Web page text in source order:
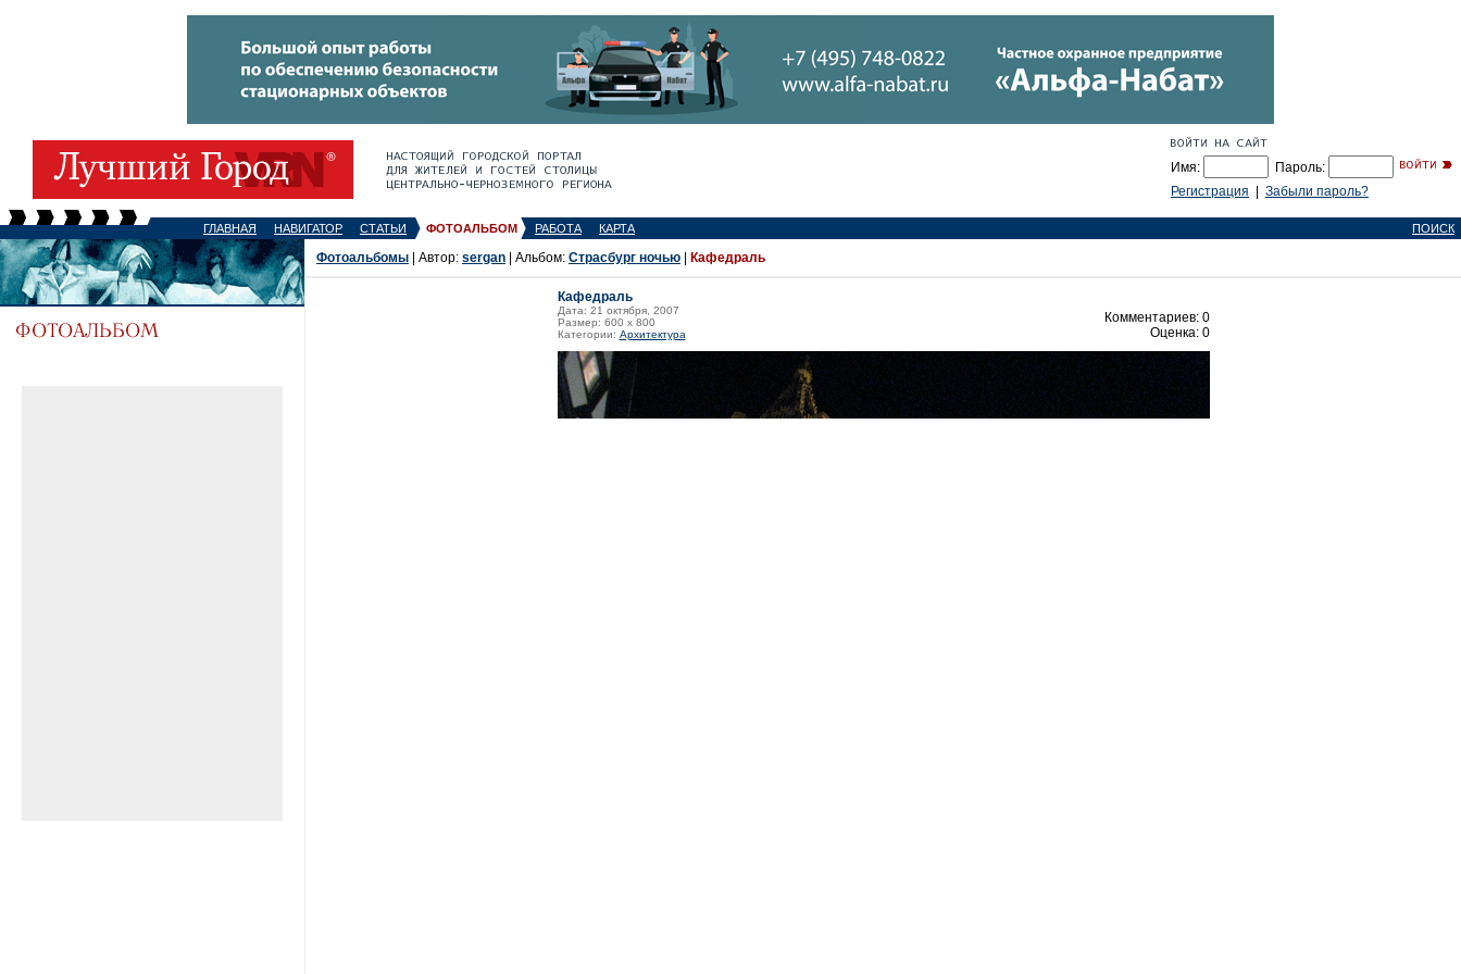
Имя:
Пароль:
Регистрация
Забыли пароль?
ГЛАВНАЯ НАВИГАТОР СТАТЬИ ФОТОАЛЬБОМ РАБОТА КАРТА ПОИСК
Фотоальбомы | Автор: sergan | Альбом: Страсбург ночью Кафедраль
Кафедраль
Дата: 21 октября, 2007
Размер: 600 x 800
Категории: Архитектура
Комментариев: 0
Оценка: 0